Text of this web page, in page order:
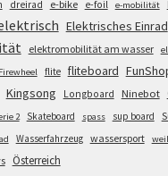
dreirad e-bike e-foil e-mobilität
Elektrisches Einrad
elektromobilität am wasser
Firewheel flite fliteboard
Kingsong Longboard Ninebot
2 Skateboard spass sup board
Wasserfahrzeug wassersport
Österreich